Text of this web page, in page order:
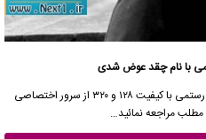
با نام چقد عوض شدی
برای دانلود آهنگ چقد عوض شدی از امین رستمی با کیفیت ۱۲۸ و ۳۲۰ از سرور اختصاصی
مراجعه نمائید…